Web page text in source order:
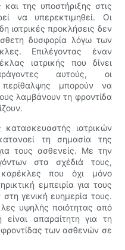
της υποστήριξης στις
να υπερεκτιμηθεί. Οι
ιατρικές προκλήσεις δεν
δυσφορία λόγω των
Επιλέγοντας έναν
ιατρικής που δίνει
αυτούς, οι
περίθαλψης μπορούν να
λαμβάνουν τη φροντίδα
ιατρικών
τη σημασία της
τους ασθενείς. Με την
στα σχέδιά τους,
που όχι μόνο
εμπειρία για τους
γενική ευημερία τους.
υψηλής ποιότητας από
απαραίτητη για τη
των ασθενών σε